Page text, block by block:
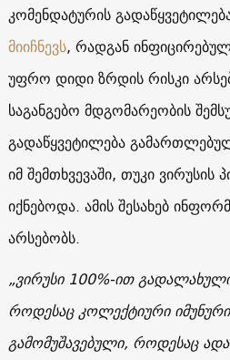
კომენდატურის
მიიჩნევს, რადგან
უფრო დიდი ზრდის რისკი
საგანგებო მდგომარეობის
გადაწყვეტილება
იმ შემთხვევაში, თუკი ვირუსის
იქნებოდა. ამის შესახებ
არსებობს.
„ვირუსი 100%-ით
როდესაც კოლექტიური იმუნური
გამომუშავებული, როდესაც